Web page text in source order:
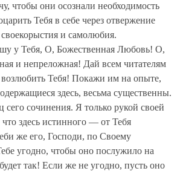
чтобы они осознали необходимость
Тебя в себе через отвержение
и самолюбия.
у Тебя, О, Божественная Любовь! О,
и непреложная! Дай всем читателям
возлюбить Тебя! Покажи им на опыте,
здесь, весьма существенны.
сочинения. Я только рукой своей
здесь истинного — от Тебя
же его, Господи, по Своему
угодно, чтобы оно послужило на
так! Если же не угодно, пусть оно